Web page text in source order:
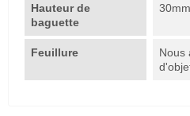
Hauteur de
baguette
30mm
Feuillure
Nous